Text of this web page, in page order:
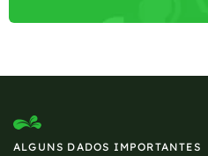
ALGUNS DADOS IMPORTANTES